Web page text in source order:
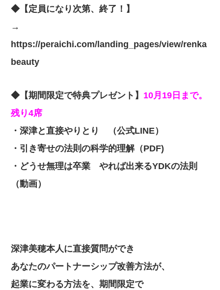
◆【定員になり次第、終了！】
→
https://peraichi.com/landing_pages/view/renka
beauty
◆【期間限定で特典プレゼント】 10月19日まで。
残り4席
・深津と直接やりとり （公式LINE）
・引き寄せの法則の科学的理解（PDF)
・どうせ無理は卒業 やれば出来るYDKの法則
（動画）
深津美穂本人に直接質問ができ
あなたのパートナーシップ改善方法が、
起業に変わる方法を、期間限定で